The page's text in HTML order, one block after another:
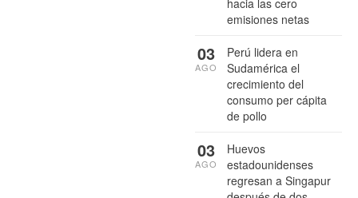
hacia las cero
emisiones netas
Perú lidera en
Sudamérica el
crecimiento del
consumo per cápita
de pollo
03
AGO
Huevos
estadounidenses
regresan a Singapur
03
AGO